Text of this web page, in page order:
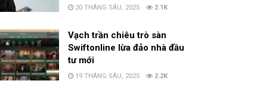
20 THÁNG SÁU, 2025 2.1K
Vạch trần chiêu trò sàn
Swiftonline lừa đảo nhà đầu
tư mới
19 THÁNG SÁU, 2025 2.2K